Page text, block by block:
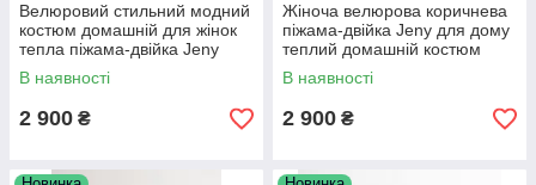
Велюровий стильний модний
костюм домашній для жінок
тепла піжама-двійка Jeny
колір марсала норма та
батал
В наявності
2 900 ₴
Жіноча велюрова коричнева
піжама-двійка Jeny для дому
теплий домашній костюм
норма та великі розміри
В наявності
2 900 ₴